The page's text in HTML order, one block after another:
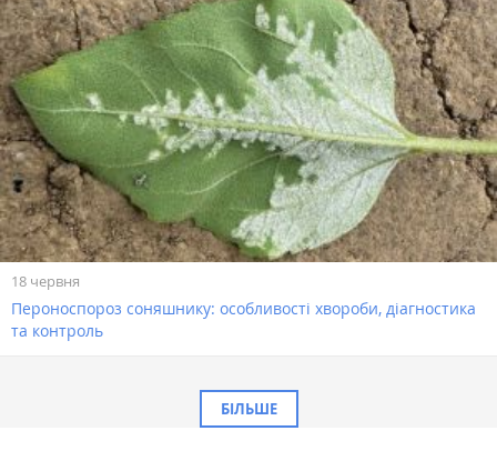
18 червня
Пероноспороз соняшнику: особливості хвороби, діагностика
та контроль
БІЛЬШЕ